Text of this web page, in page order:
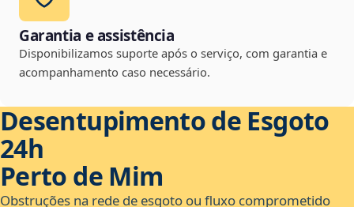
Garantia e assistência
Disponibilizamos suporte após o serviço, com garantia e
acompanhamento caso necessário.
Desentupimento de Esgoto
24h
Perto de Mim
Obstruções na rede de esgoto ou fluxo comprometido